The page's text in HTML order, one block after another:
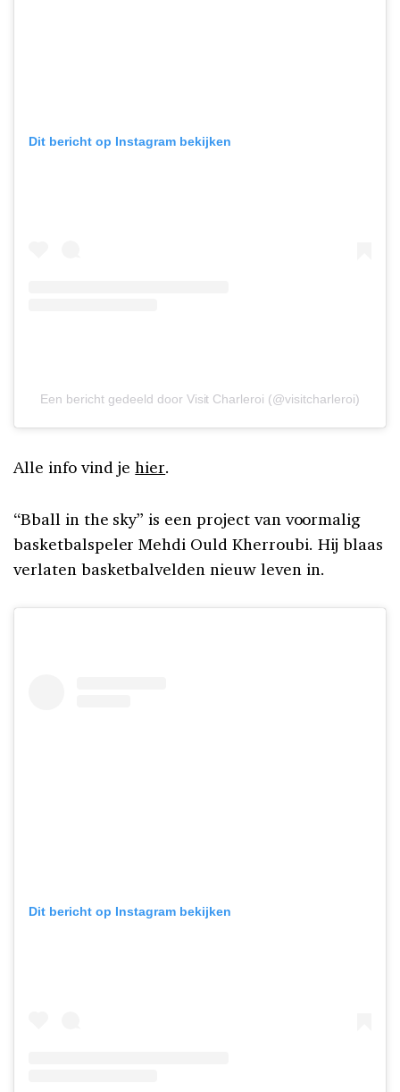
Dit bericht op Instagram bekijken
Een bericht gedeeld door Visit Charleroi (@visitcharleroi)
Alle info vind jehier.
“Bball in the sky” is een project van voormalig
basketbalspeler Mehdi Ould Kherroubi. Hij blaas
verlaten basketbalvelden nieuw leven in.
Dit bericht op Instagram bekijken